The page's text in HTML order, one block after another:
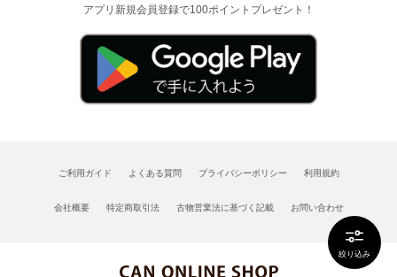
絞り込み
アプリ新規会員登録で100ポイントプレゼント！
ご利用ガイド よくある質問 プライバシーポリシー 利用規約
会社概要 特定商取引法 古物営業法に基づく記載 お問い合わせ